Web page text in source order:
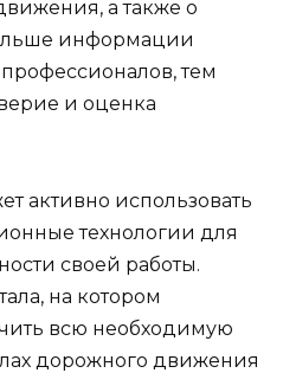
а также о
информации
тем
и оценка
активно использовать
технологии для
своей работы.
на котором
всю необходимую
дорожного движения